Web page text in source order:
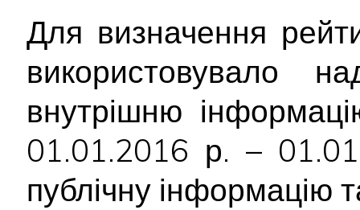
Для визначення
використовувало
внутрішню
01.01.2016 р. –
публічну інформацію